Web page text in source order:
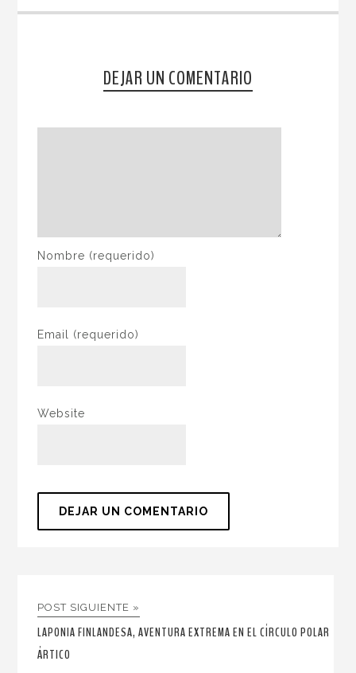
DEJAR UN COMENTARIO
Nombre (requerido)
Email (requerido)
Website
POST SIGUIENTE »
LAPONIA FINLANDESA, AVENTURA EXTREMA EN EL CÍRCULO POLAR
ÁRTICO